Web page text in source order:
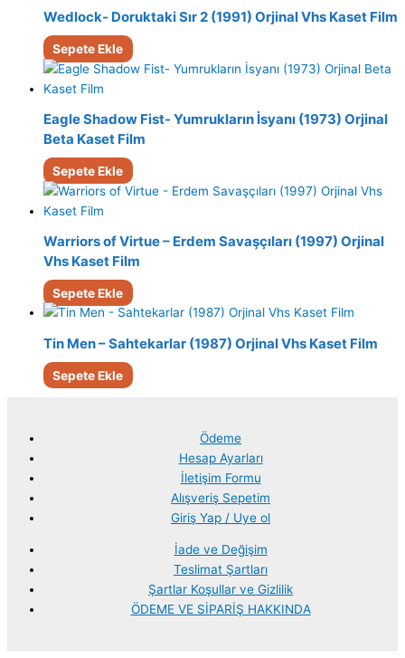
Wedlock- Doruktaki Sır 2 (1991) Orjinal Vhs Kaset Film
Sepete Ekle
Eagle Shadow Fist- Yumrukların İsyanı (1973) Orjinal
Beta Kaset Film
Sepete Ekle
Warriors of Virtue – Erdem Savaşçıları (1997) Orjinal
Vhs Kaset Film
Sepete Ekle
Tin Men – Sahtekarlar (1987) Orjinal Vhs Kaset Film
Sepete Ekle
Ödeme
Hesap Ayarları
İletişim Formu
Alışveriş Sepetim
Giriş Yap / Uye ol
İade ve Değişim
Teslimat Şartları
Şartlar Koşullar ve Gizlilik
ÖDEME VE SİPARİŞ HAKKINDA